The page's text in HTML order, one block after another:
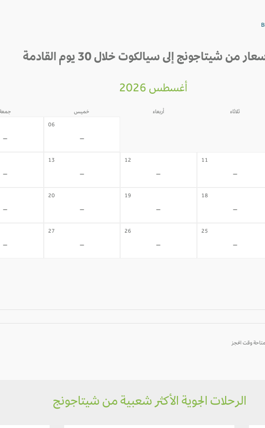
من شيتاجونج إلى سيالكوت خلال 30 يوم القادمة
أغسطس 2026
ثلاثاء أربعاء خميس
06
-
-
11
-
12
-
13
-
-
18
-
19
-
20
-
-
25
-
26
-
27
-
-
الرحلات الجوية الأكثر شعبية من شيتاجونج